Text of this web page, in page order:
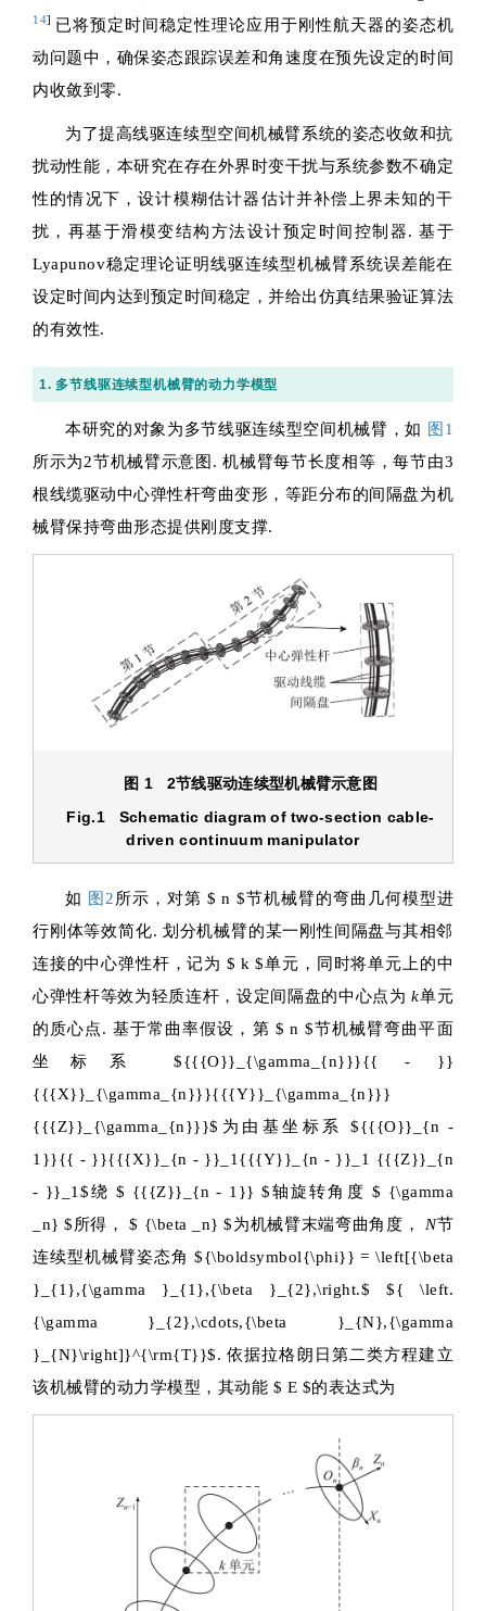
14] 已将预定时间稳定性理论应用于刚性航天器的姿态机
动问题中，确保姿态跟踪误差和角速度在预先设定的时间
内收敛到零.
为了提高线驱连续型空间机械臂系统的姿态收敛和抗
扰动性能，本研究在存在外界时变干扰与系统参数不确定
性的情况下，设计模糊估计器估计并补偿上界未知的干
扰，再基于滑模变结构方法设计预定时间控制器. 基于
Lyapunov稳定理论证明线驱连续型机械臂系统误差能在
设定时间内达到预定时间稳定，并给出仿真结果验证算法
的有效性.
1. 多节线驱连续型机械臂的动力学模型
本研究的对象为多节线驱连续型空间机械臂，如
图1
所示为2节机械臂示意图. 机械臂每节长度相等，每节由3
根线缆驱动中心弹性杆弯曲变形，等距分布的间隔盘为机
械臂保持弯曲形态提供刚度支撑.
图 1 2节线驱动连续型机械臂示意图
Fig.1 Schematic diagram of two-section cable-
driven continuum manipulator
如 图2所示，对第 $ n $节机械臂的弯曲几何模型进
行刚体等效简化. 划分机械臂的某一刚性间隔盘与其相邻
连接的中心弹性杆，记为 $ k $单元，同时将单元上的中
心弹性杆等效为轻质连杆，设定间隔盘的中心点为k单元
的质心点. 基于常曲率假设，第 $ n $节机械臂弯曲平面
坐标系${{{O}}_{\gamma_{n}}}{{ - }}
{{{X}}_{\gamma_{n}}}{{{Y}}_{\gamma_{n}}}
{{{Z}}_{\gamma_{n}}}$ 为由基坐标系 ${{{O}}_{n -
1}}{{ - }}{{{X}}_{n - }}_1{{{Y}}_{n - }}_1 {{{Z}}_{n
- }}_1$绕$ {{{Z}}_{n - 1}} $轴旋转角度 $ {\gamma
_n} $所得，$ {\beta _n} $为机械臂末端弯曲角度， N节
连续型机械臂姿态角${\boldsymbol{\phi}} = \left[{\beta
}_{1},{\gamma }_{1},{\beta }_{2},\right.$
${ \left.
{\gamma }_{2},\cdots,{\beta }_{N},{\gamma
}_{N}\right]}^{\rm{T}}$. 依据拉格朗日第二类方程建立
该机械臂的动力学模型，其动能 $ E $的表达式为